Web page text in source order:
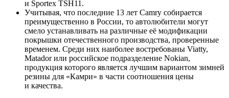
и Sportex TSH11.
Учитывая, что последние 13 лет Camry собирается
преимущественно в России, то автолюбители могут
смело устанавливать на различные её модификации
покрышки отечественного производства, проверенные
временем. Среди них наиболее востребованы Viatty,
Matador или российское подразделение Nokian,
продукция которого является лучшим вариантом зимней
резины для «Камри» в части соотношения цены
и качества.